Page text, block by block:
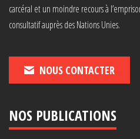
carcéral et un moindre recours à
consultatif auprès des Nations Unies.
NOUS CONTACTER
NOS PUBLICATIONS